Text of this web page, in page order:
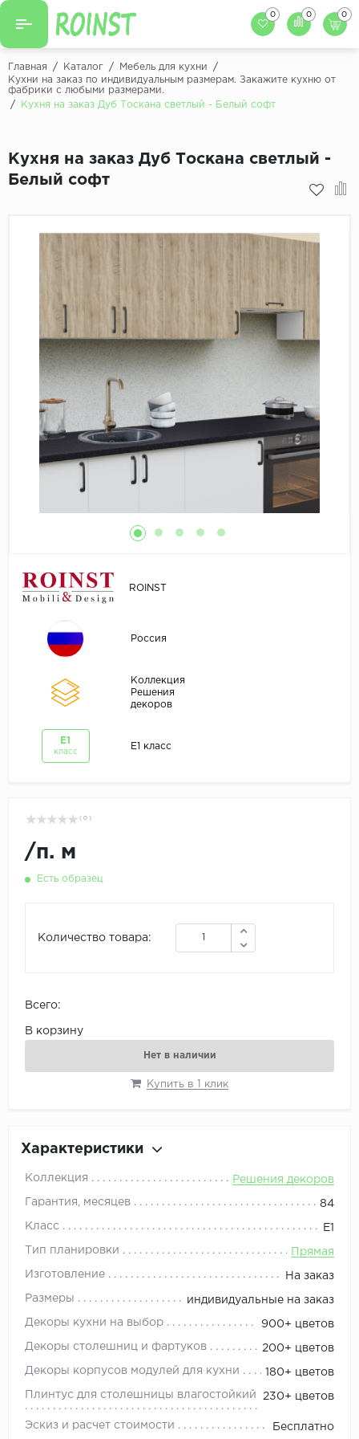
Назад
Кухни на заказ
Мойки для кухни
Декоры столешниц
Декоры ЛДСП для мебели
0 0 0
Главная / Каталог / Мебель для кухни
/
Кухни на заказ по индивидуальным размерам. Закажите кухню от
фабрики с любыми размерами.
/
Кухня на заказ Дуб Тоскана светлый - Белый софт
Кухня на заказ Дуб Тоскана светлый -
Белый софт
ROINST
Россия
Коллекция
Решения
декоров
Е1
класс
Е1 класс
( 0 )
/п. м
Есть образец
Количество товара:
Всего:
В корзину
Нет в наличии
Купить в 1 клик
Характеристики
Коллекция Решения декоров
Гарантия, месяцев 84
Класс Е1
Тип планировки Прямая
Изготовление На заказ
Размеры индивидуальные на заказ
Декоры кухни на выбор 900+ цветов
Декоры столешниц и фартуков 200+ цветов
Декоры корпусов модулей для кухни 180+ цветов
Плинтус для столешницы влагостойкий 230+ цветов
Эскиз и расчет стоимости Бесплатно